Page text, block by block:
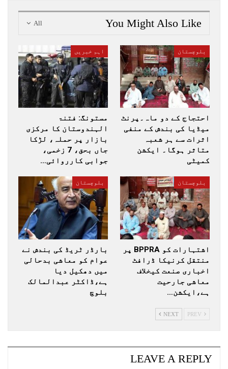
All You Might Also Like
بلوچستان
احتجاج کے دو ماہ۔پرنٹ
میڈیا کی بندش کے منفی
اثرات سے ہر شعبہ
متاثر ہوگا۔ ایکشن
کمیٹی
اہم خبریں
مستونگ: فتنۃ
الہندوستان کا مرکزی
بازار پر حملہ، لڑکا
جاں بحق، 7 زخمی،
جوابی کارروائی…
بلوچستان
اشتہارات کو BPPRA پر
منتقل کرنیکا ڈرافٹ
اخباری صنعت کیخلاف
معاشی جارحیت
ہے،ایکشن…
بلوچستان
بارڈر ٹریڈ کی بندش نے
عوام کو معاشی بدحالی
میں دھکیل دیا
ہے،ڈاکٹر عبدالمالک
بلوچ
NEXT
LEAVE A REPLY